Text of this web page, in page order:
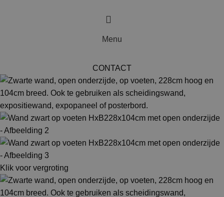
Menu
CONTACT
Klik voor vergroting